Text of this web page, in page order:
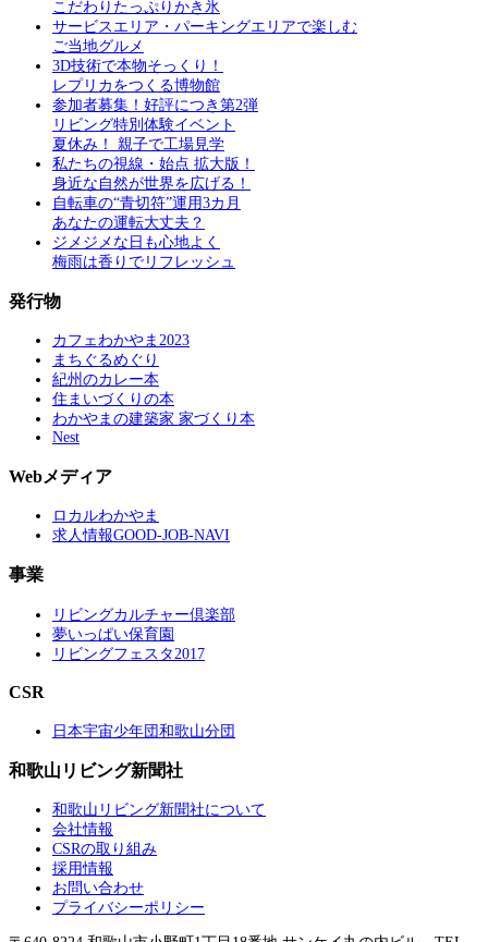
こだわりたっぷりかき氷
サービスエリア・パーキングエリアで楽しむ
ご当地グルメ
3D技術で本物そっくり！
レプリカをつくる博物館
参加者募集！好評につき第2弾
リビング特別体験イベント
夏休み！ 親子で工場見学
私たちの視線・始点 拡大版！
身近な自然が世界を広げる！
自転車の“青切符”運用3カ月
あなたの運転大丈夫？
ジメジメな日も心地よく
梅雨は香りでリフレッシュ
発行物
カフェわかやま2023
まちぐるめぐり
紀州のカレー本
住まいづくりの本
わかやまの建築家 家づくり本
Nest
Webメディア
ロカルわかやま
求人情報GOOD-JOB-NAVI
事業
リビングカルチャー倶楽部
夢いっぱい保育園
リビングフェスタ2017
CSR
日本宇宙少年団和歌山分団
和歌山リビング新聞社
和歌山リビング新聞社について
会社情報
CSRの取り組み
採用情報
お問い合わせ
プライバシーポリシー